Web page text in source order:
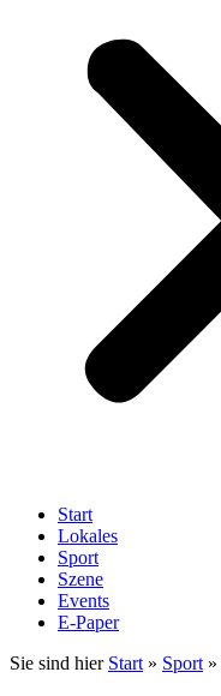
Start
Lokales
Sport
Szene
Events
E-Paper
Sie sind hier Start » Sport »